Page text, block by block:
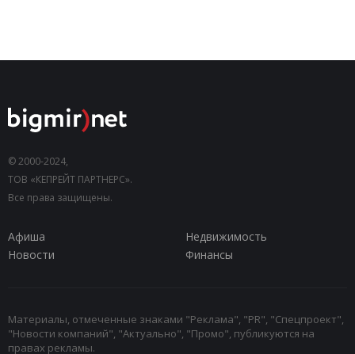
© 2000-2024,
ТОВ «КЕПРЕЙТ ПАРТНЕРС».
Все права защищены.
Афиша
Недвижимость
Новости
Финансы
Материалы, отмеченные знаками "Реклама", "PR", "Спецпроект",
"Новости компаний", "Актуально", "Промо", публикуются на
правах рекламы.